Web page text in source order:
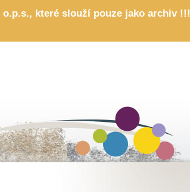
které slouží pouze jako archiv !!!